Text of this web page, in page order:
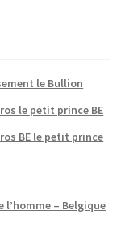
le Bullion
le petit prince BE
BE le petit prince
l’homme – Belgique